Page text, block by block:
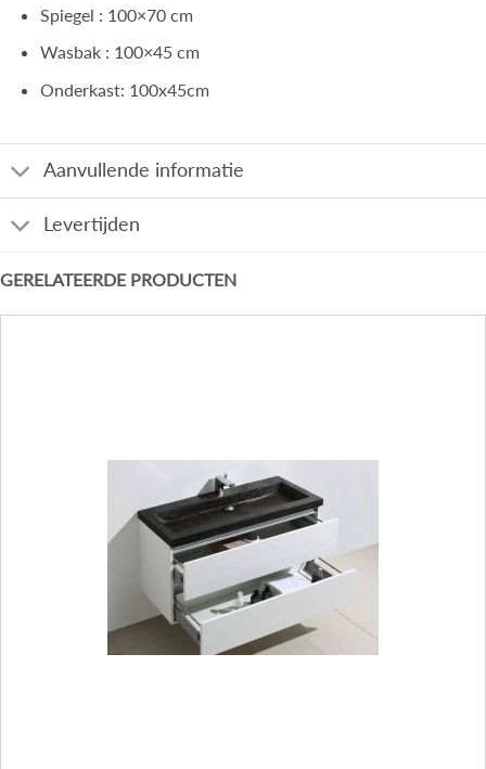
Spiegel : 100×70 cm
Wasbak : 100×45 cm
Onderkast: 100x45cm
Aanvullende informatie
Levertijden
GERELATEERDE PRODUCTEN